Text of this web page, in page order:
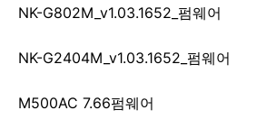
NK-G802M_v1.03.1652_펌웨어
NK-G2404M_v1.03.1652_펌웨어
M500AC 7.66펌웨어